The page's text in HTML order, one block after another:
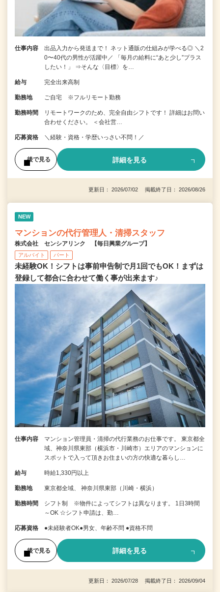
仕事内容
出品入力から発送まで！ ネット通販の仕組みが学べる◎ ＼2
0〜40代の男性が活躍中／ 「毎月の給料に“あと少し”プラス
したい！」 ⇒そんな〈目標〉を…
給与 完全出来高制
勤務地 ご自宅 ※フルリモート勤務
勤務時間
リモートワークのため、完全自由シフトです！ 詳細はお問い
合わせください。 ＜会社営…
応募資格 ＼経験・資格・学歴いっさい不問！／
後で見る 詳細を見る
更新日： 2026/07/02 掲載終了日： 2026/08/26
NEW
マンションの代行管理人・清掃スタッフ
株式会社 センシアリンク 【毎日興業グループ】
アルバイト パート
未経験OK！シフトは事前申告制で月1回でもOK！まずは
登録して都合に合わせて働く事が出来ます♪
仕事内容
マンション管理員・清掃の代行業務のお仕事です。 東京都全
域、神奈川県東部（横浜市・川崎市）エリアのマンションに
スポットで入って頂きお住まいの方の快適な暮らし…
給与 時給1,330円以上
勤務地 東京都全域、 神奈川県東部（川崎・横浜）
勤務時間
シフト制 ※物件によってシフトは異なります。 1日3時間
～OK ☆シフト申請は、勤…
応募資格 ●未経験者OK●男女、年齢不問 ●資格不問
後で見る 詳細を見る
更新日： 2026/07/28 掲載終了日： 2026/09/04